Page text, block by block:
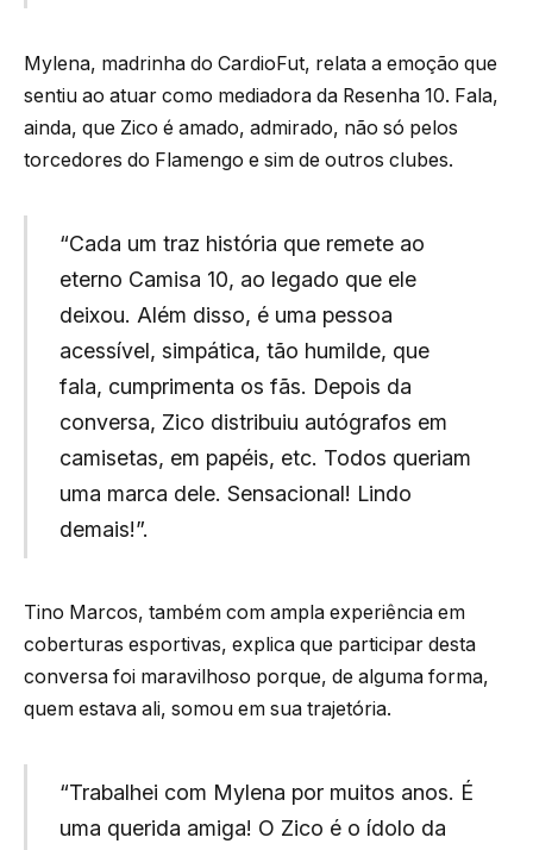
Mylena, madrinha do CardioFut, relata a emoção que
sentiu ao atuar como mediadora da Resenha 10. Fala,
ainda, que Zico é amado, admirado, não só pelos
torcedores do Flamengo e sim de outros clubes.
“Cada um traz história que remete ao
eterno Camisa 10, ao legado que ele
deixou. Além disso, é uma pessoa
acessível, simpática, tão humilde, que
fala, cumprimenta os fãs. Depois da
conversa, Zico distribuiu autógrafos em
camisetas, em papéis, etc. Todos queriam
uma marca dele. Sensacional! Lindo
demais!”.
Tino Marcos, também com ampla experiência em
coberturas esportivas, explica que participar desta
conversa foi maravilhoso porque, de alguma forma,
quem estava ali, somou em sua trajetória.
“Trabalhei com Mylena por muitos anos. É
uma querida amiga! O Zico é o ídolo da